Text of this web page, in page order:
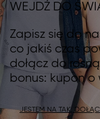
WEJDŹ DO
Zapisz się do
co jakiś czas
dołącz do
bonus: kupon o
JESTEM NA TAK,